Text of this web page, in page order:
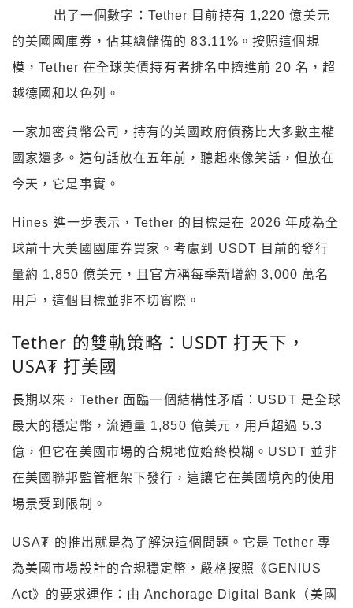
出了一個數字：Tether 目前持有 1,220 億美元
的美國國庫券，佔其總儲備的 83.11%。按照這個規
模，Tether 在全球美債持有者排名中擠進前 20 名，超
越德國和以色列。
一家加密貨幣公司，持有的美國政府債務比大多數主權
國家還多。這句話放在五年前，聽起來像笑話，但放在
今天，它是事實。
Hines 進一步表示，Tether 的目標是在 2026 年成為全
球前十大美國國庫券買家。考慮到 USDT 目前的發行
量約 1,850 億美元，且官方稱每季新增約 3,000 萬名
用戶，這個目標並非不切實際。
Tether 的雙軌策略：USDT 打天下，
USA₮ 打美國
長期以來，Tether 面臨一個結構性矛盾：USDT 是全球
最大的穩定幣，流通量 1,850 億美元，用戶超過 5.3
億，但它在美國市場的合規地位始終模糊。USDT 並非
在美國聯邦監管框架下發行，這讓它在美國境內的使用
場景受到限制。
USA₮ 的推出就是為了解決這個問題。它是 Tether 專
為美國市場設計的合規穩定幣，嚴格按照《GENIUS
Act》的要求運作：由 Anchorage Digital Bank（美國